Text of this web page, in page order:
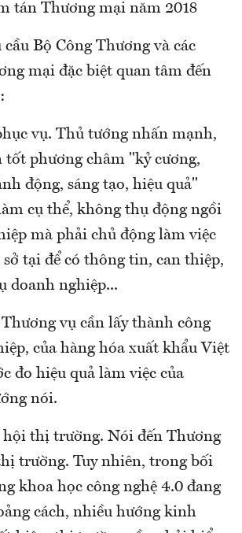
tán Thương mại năm 2018
Bộ Công Thương và các
mại đặc biệt quan tâm đến
vụ. Thủ tướng nhấn mạnh,
tốt phương châm "kỷ cương,
động, sáng tạo, hiệu quả"
cụ thể, không thụ động ngồi
mà phải chủ động làm việc
tại để có thông tin, can thiệp,
doanh nghiệp...
vụ cần lấy thành công
của hàng hóa xuất khẩu Việt
đo hiệu quả làm việc của
nói.
hội thị trường. Nói đến Thương
trường. Tuy nhiên, trong bối
khoa học công nghệ 4.0 đang
cách, nhiều hướng kinh